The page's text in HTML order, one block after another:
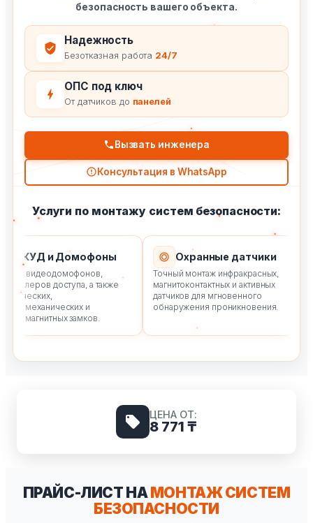
безопасность вашего объекта.
Надежность
Безотказная работа 24/7
ОПС под ключ
От датчиков до панелей
Вызвать инженера
Консультация в WhatsApp
Услуги по монтажу систем безопасности:
и Домофоны
видеодомофонов,
доступа, а также
и
замков.
Охранные датчики
Точный монтаж инфракрасных,
магнитоконтактных и активных
датчиков для мгновенного
обнаружения проникновения.
ЦЕНА ОТ:
8 771 ₸
ПРАЙС-ЛИСТ НАМОНТАЖ СИСТЕМ
БЕЗОПАСНОСТИ